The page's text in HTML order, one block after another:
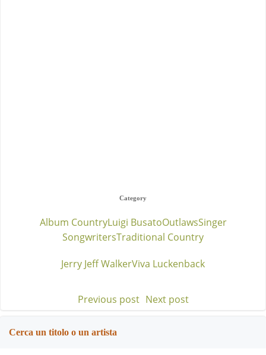
Category
Album CountryLuigi BusatoOutlawsSinger
SongwritersTraditional Country
Jerry Jeff WalkerViva Luckenback
Post
navigation
Previous post Post
Next post
Cerca un titolo o un artista